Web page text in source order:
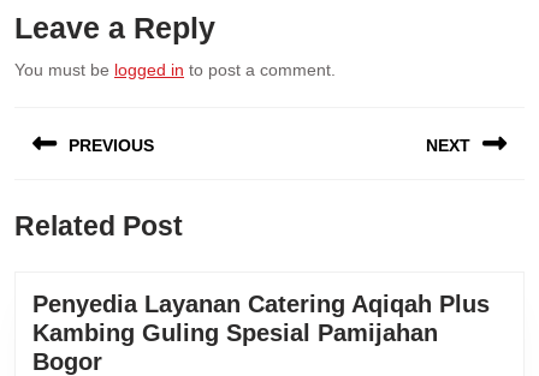
Leave a Reply
You must be logged in to post a comment.
navigation
PREVIOUS
post:
NEXT
Related Post
Penyedia Layanan Catering Aqiqah Plus
Kambing Guling Spesial Pamijahan
BogorPenyedia